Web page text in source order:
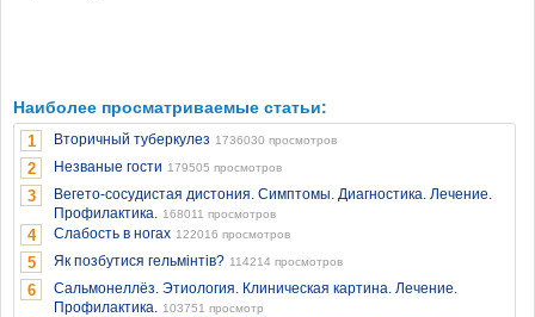
Наиболее просматриваемые статьи:
1 Вторичный туберкулез 1736030 просмотров
2 Незваные гости 179505 просмотров
3
Вегето-сосудистая дистония. Симптомы. Диагностика. Лечение.
Профилактика. 168011 просмотров
4 Слабость в ногах 122016 просмотров
5 Як позбутися гельмінтів? 114214 просмотров
6
Сальмонеллёз. Этиология. Клиническая картина. Лечение.
Профилактика. 103751 просмотр